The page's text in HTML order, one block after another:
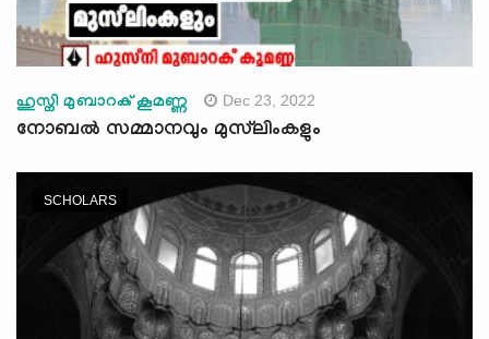
ഹുസ്നി മുബാറക് കൂമണ്ണ Dec 23, 2022
നോബൽ സമ്മാനവും മുസ്‍ലിംകളും
SCHOLARS